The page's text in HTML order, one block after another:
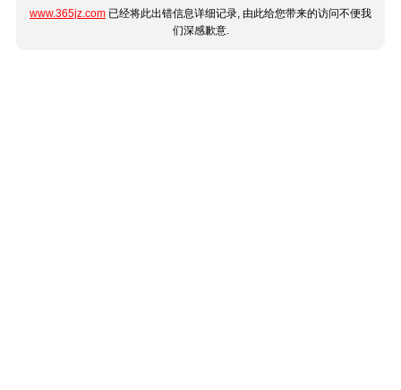
www.365jz.com 已经将此出错信息详细记录, 由此给您带来的访问不便我
们深感歉意.